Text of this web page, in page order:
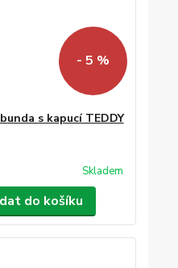
- 5 %
s kapucí TEDDY
Skladem
do košíku